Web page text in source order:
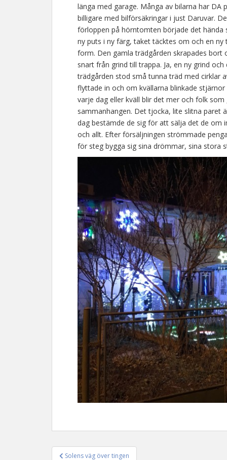
länga med garage. Många av bilarna har
billigare med bilförsäkringar i just Daruvar.
förloppen på hörntomten började det hända
ny puts i ny färg, taket täcktes om och en
form. Den gamla trädgården skrapades
snart från grind till trappa. Ja, en ny grind
trädgården stod små tunna träd med cirklar
flyttade in och om kvällarna blinkade
varje dag eller kväll blir det mer och folk
sammanhangen. Det tjocka, lite slitna paret
dag bestämde de sig för att sälja det de
och allt. Efter försäljningen strömmade
för steg bygga sig sina drömmar, sina stora
Solens väg över tingen